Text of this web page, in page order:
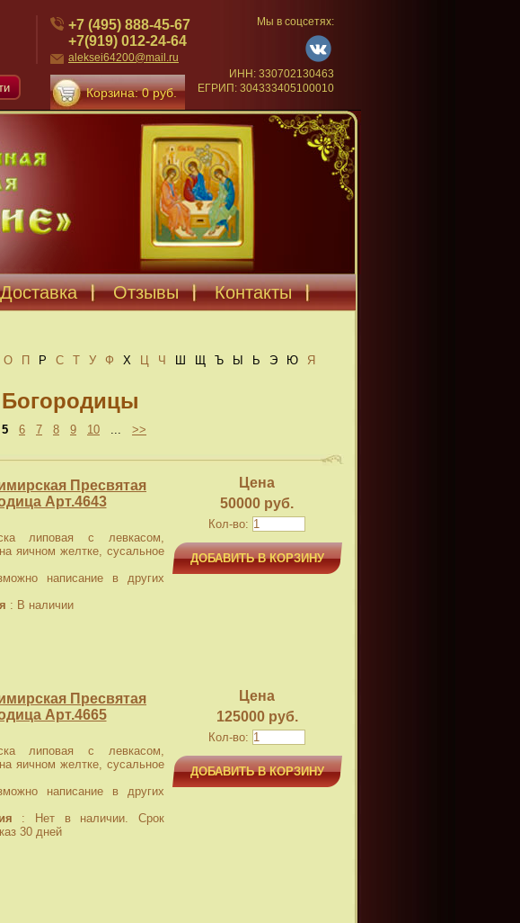
+7 (495) 888-45-67
+7(919) 012-24-64
aleksei64200@mail.ru
Корзина: 0 руб.
Мы в соцсетях:
ИНН: 330702130463
ЕГРИП: 304333405100010
Доставка Отзывы Контакты
О П Р С Т У Ф Х Ц Ч Ш Щ Ъ Ы Ь Э Ю Я
5 6 7 8 9 10 ... >>
Пресвятая
Арт.4643
липовая с левкасом,
яичном желтке, сусальное
написание в других
: В наличии
Цена
50000 руб.
Кол-во:
ДОБАВИТЬ В КОРЗИНУ
Пресвятая
Арт.4665
липовая с левкасом,
яичном желтке, сусальное
написание в других
: Нет в наличии. Срок
30 дней
Цена
125000 руб.
Кол-во:
ДОБАВИТЬ В КОРЗИНУ